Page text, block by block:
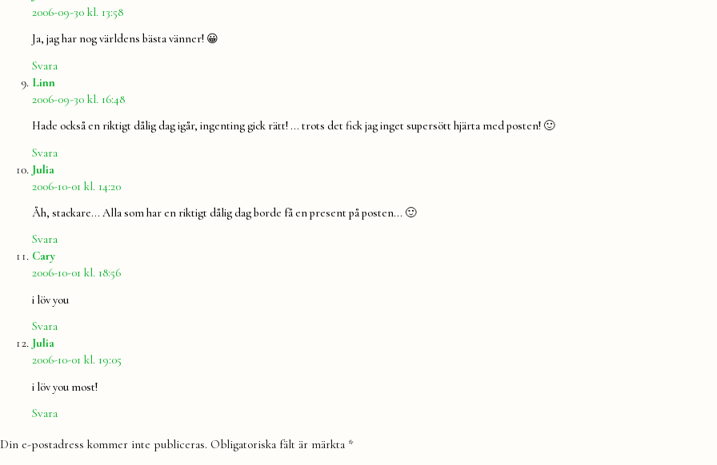
2006-09-30 kl. 13:58
Ja, jag har nog världens bästa vänner! 😀
Svara
Linn
2006-09-30 kl. 16:48
Hade också en riktigt dålig dag igår, ingenting gick rätt! … trots det fick jag inget supersött hjärta med posten! 🙂
Svara
Julia
2006-10-01 kl. 14:20
Åh, stackare… Alla som har en riktigt dålig dag borde få en present på posten… 🙂
Svara
Carysäger:
2006-10-01 kl. 18:56
i löv you
Svara
Julia
2006-10-01 kl. 19:05
i löv you most!
Svara
Lämna
Din e-postadress kommer inte publiceras. Obligatoriska fält är märkta *